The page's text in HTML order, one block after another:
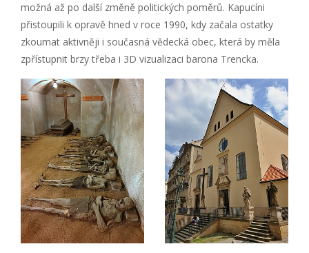
možná až po další změně politických poměrů. Kapucíni
přistoupili k opravě hned v roce 1990, kdy začala ostatky
zkoumat aktivněji i současná vědecká obec, která by měla
zpřístupnit brzy třeba i 3D vizualizaci barona Trencka.